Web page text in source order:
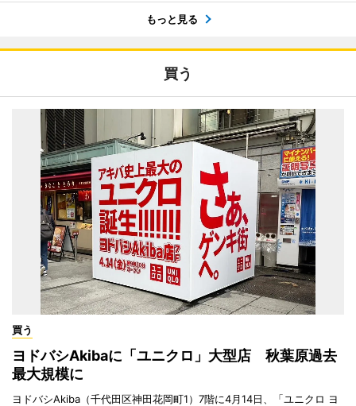
もっと見る
買う
買う
ヨドバシAkibaに「ユニクロ」大型店 秋葉原過去
最大規模に
ヨドバシAkiba（千代田区神田花岡町1）7階に4月14日、「ユニクロ ヨ